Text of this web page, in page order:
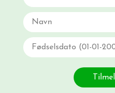
Navn
Fødselsdato